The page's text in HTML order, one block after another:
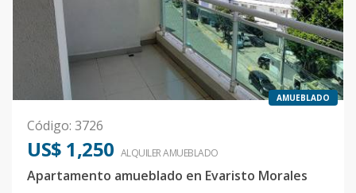
AMUEBLADO
Código: 3726
US$ 1,250 ALQUILERAMUEBLADO
Apartamento amueblado en Evaristo Morales